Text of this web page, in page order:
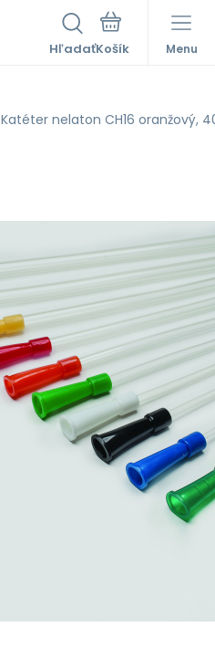
Hľadať Menu
Katéter nelaton CH16 oranžový,